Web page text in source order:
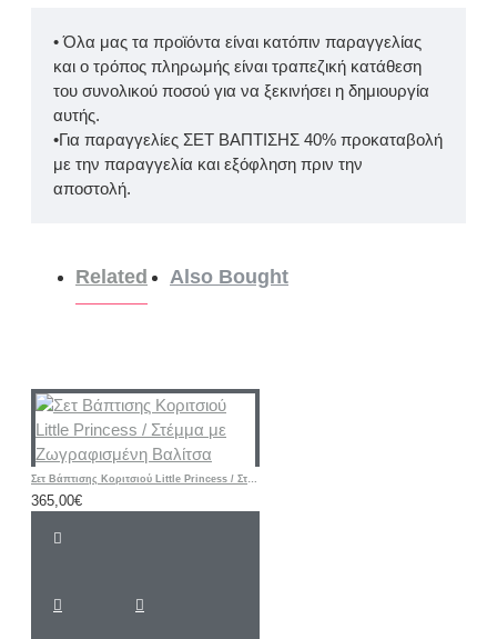
• Όλα μας τα προϊόντα είναι κατόπιν παραγγελίας
και ο τρόπος πληρωμής είναι τραπεζική κατάθεση
του συνολικού ποσού για να ξεκινήσει η δημιουργία
αυτής.
•Για παραγγελίες ΣΕΤ ΒΑΠΤΙΣΗΣ 40% προκαταβολή
με την παραγγελία και εξόφληση πριν την
αποστολή.
Related Also Bought
Σετ Βάπτισης Κοριτσιού Little Princess / Στέμμα με Ζωγραφισμένη Βαλίτσα
365,00€